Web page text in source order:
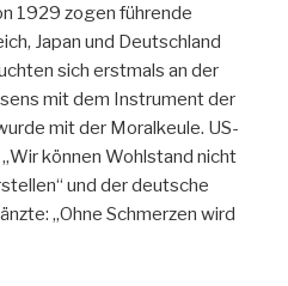
1929 zogen führende
Japan und Deutschland
sich erstmals an der
mit dem Instrument der
mit der Moralkeule. US-
können Wohlstand nicht
und der deutsche
„Ohne Schmerzen wird